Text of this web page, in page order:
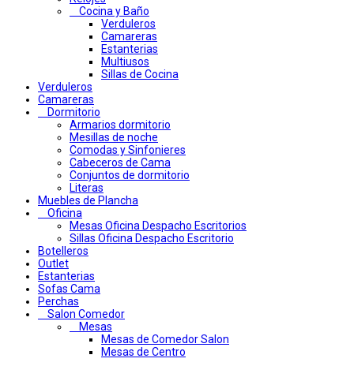
Cocina y Baño
Verduleros
Camareras
Estanterias
Multiusos
Sillas de Cocina
Verduleros
Camareras
Dormitorio
Armarios dormitorio
Mesillas de noche
Comodas y Sinfonieres
Cabeceros de Cama
Conjuntos de dormitorio
Literas
Muebles de Plancha
Oficina
Mesas Oficina Despacho Escritorios
Sillas Oficina Despacho Escritorio
Botelleros
Outlet
Estanterias
Sofas Cama
Perchas
Salon Comedor
Mesas
Mesas de Comedor Salon
Mesas de Centro